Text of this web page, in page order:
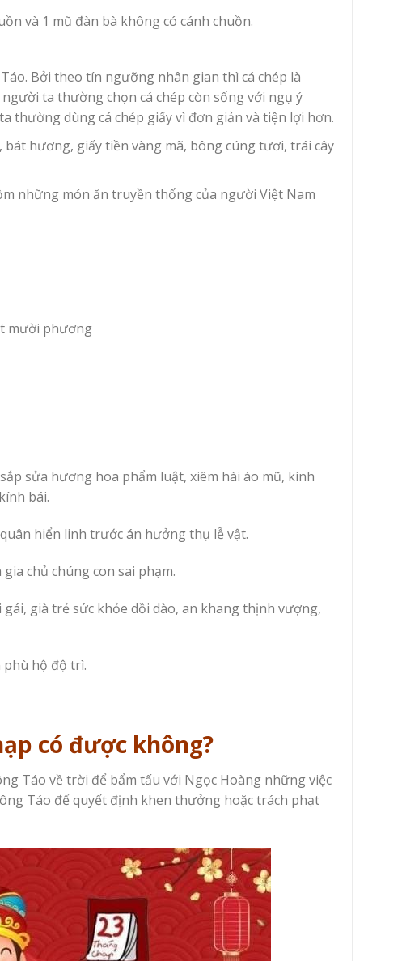
và 1 mũ đàn bà không có cánh chuồn.
Bởi theo tín ngưỡng nhân gian thì cá chép là
ta thường chọn cá chép còn sống với ngụ ý
thường dùng cá chép giấy vì đơn giản và tiện lợi hơn.
hương, giấy tiền vàng mã, bông cúng tươi, trái cây
những món ăn truyền thống của người Việt Nam
mười phương
sửa hương hoa phẩm luật, xiêm hài áo mũ, kính
bái.
hiển linh trước án hưởng thụ lễ vật.
chủ chúng con sai phạm.
già trẻ sức khỏe dồi dào, an khang thịnh vượng,
phù hộ độ trì.
có được không?
Táo về trời để bẩm tấu với Ngọc Hoàng những việc
Táo để quyết định khen thưởng hoặc trách phạt